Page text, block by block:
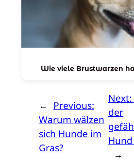
Wie viele Brustwarzen
← Previous:
Warum wälzen
sich Hunde im
Gras?
Next:
der
→